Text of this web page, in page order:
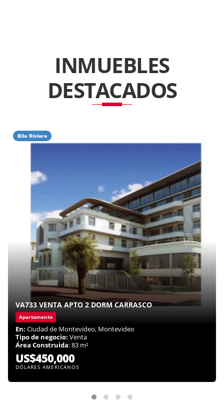
INMUEBLES
DESTACADOS
Bilu Riviera
VA733 VENTA APTO 2 DORM CARRASCO
Apartamento
En: Ciudad de Montevideo, Montevideo
Tipo de negocio: Venta
Área Construida: 83 m²
US$450,000
DÓLARES AMERICANOS